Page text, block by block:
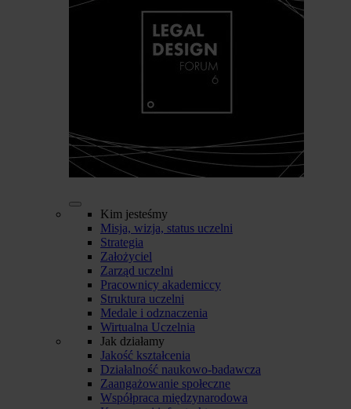
Kim jesteśmy
Misja, wizja, status uczelni
Strategia
Założyciel
Zarząd uczelni
Pracownicy akademiccy
Struktura uczelni
Medale i odznaczenia
Wirtualna Uczelnia
Jak działamy
Jakość kształcenia
Działalność naukowo-badawcza
Zaangażowanie społeczne
Współpraca międzynarodowa